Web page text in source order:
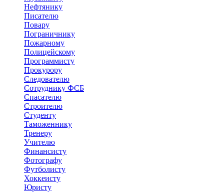
Нефтянику
Писателю
Повару
Пограничнику
Пожарному
Полицейскому
Программисту
Прокурору
Следователю
Сотруднику ФСБ
Спасателю
Строителю
Студенту
Таможеннику
Тренеру
Учителю
Финансисту
Фотографу
Футболисту
Хоккеисту
Юристу